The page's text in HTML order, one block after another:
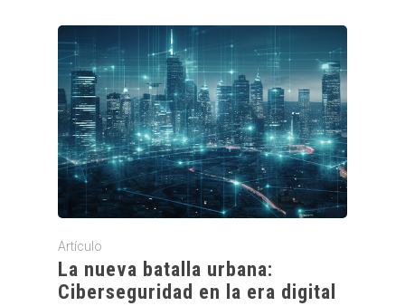
Artículo
La nueva batalla urbana:
Ciberseguridad en la era digital